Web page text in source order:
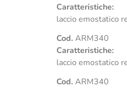
Caratteristiche:
laccio emostatico
Cod. ARM340
Caratteristiche:
laccio emostatico
Cod. ARM340